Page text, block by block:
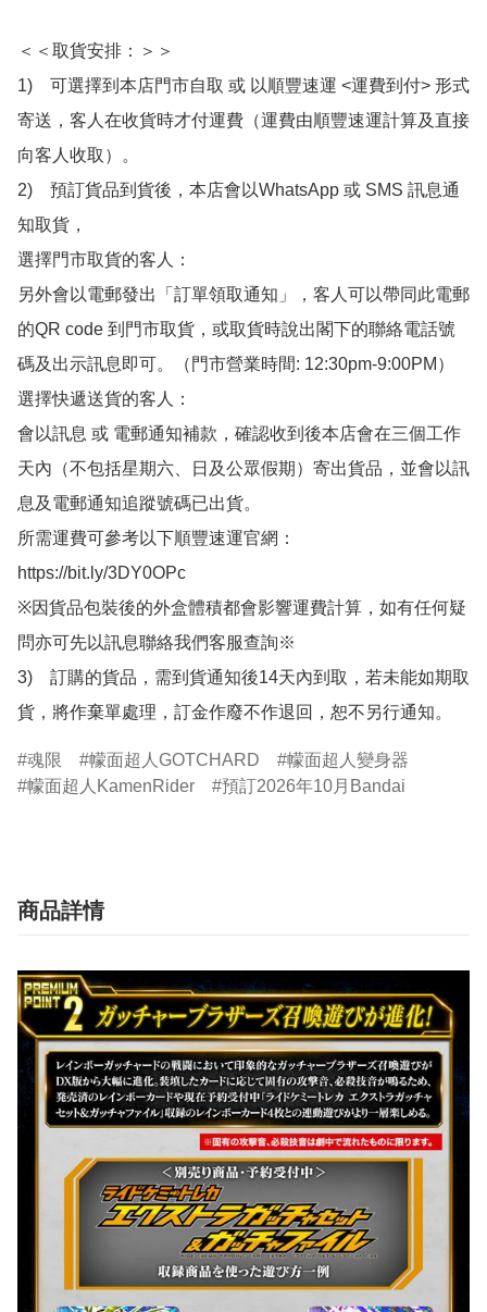
＜＜取貨安排：＞＞
1)　可選擇到本店門市自取 或 以順豐速運 <運費到付> 形式
寄送，客人在收貨時才付運費（運費由順豐速運計算及直接
向客人收取）。
2)　預訂貨品到貨後，本店會以WhatsApp 或 SMS 訊息通
知取貨，
選擇門市取貨的客人：
另外會以電郵發出「訂單領取通知」，客人可以帶同此電郵
的QR code 到門市取貨，或取貨時說出閣下的聯絡電話號
碼及出示訊息即可。（門市營業時間: 12:30pm-9:00PM）
選擇快遞送貨的客人：
會以訊息 或 電郵通知補款，確認收到後本店會在三個工作
天內（不包括星期六、日及公眾假期）寄出貨品，並會以訊
息及電郵通知追蹤號碼已出貨。
所需運費可參考以下順豐速運官網：
https://bit.ly/3DY0OPc
※因貨品包裝後的外盒體積都會影響運費計算，如有任何疑
問亦可先以訊息聯絡我們客服查詢※
3)　訂購的貨品，需到貨通知後14天內到取，若未能如期取
貨，將作棄單處理，訂金作廢不作退回，恕不另行通知。
魂限 幪面超人GOTCHARD
幪面超人變身器
幪面超人KamenRider
預訂2026年10月Bandai
商品詳情